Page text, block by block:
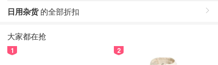
日用杂货的全部折扣
大家都在抢
1 2